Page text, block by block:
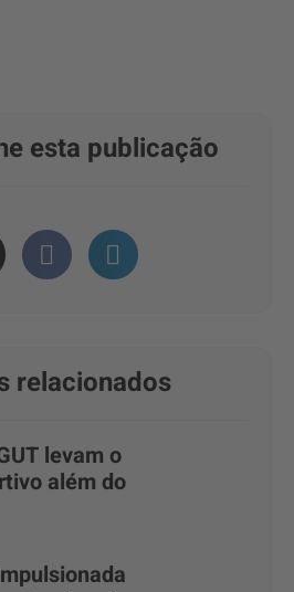
esta publicação
relacionados
levam o
além do